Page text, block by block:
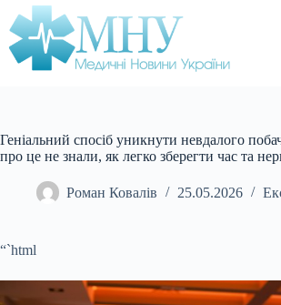
Перейти
до
вмісту
Геніальний спосіб уникнути невдалого
про це не знали, як легко зберегти час та
Роман Ковалів 25.05.2026
“`html